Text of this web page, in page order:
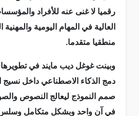
رقميا لا غنى عنه للأفراد
العالية في المهام اليومية
منطقيا متقدما.
وبينت غوغل ديب مايند في تطويرها
دمج الذكاء الاصطناعي داخل نسيج
صمم النموذج ليعالج النصوص
في آن واحد وبشكل متكامل